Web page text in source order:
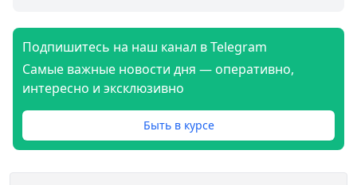
Подпишитесь на наш канал в Telegram
Самые важные новости дня — оперативно,
интересно и эксклюзивно
Быть в курсе